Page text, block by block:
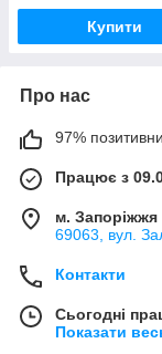
Купити
Про нас
97%
Працює з
м. Запоріжжя
69063, вул.
Контакти
Сьогодні
Показати